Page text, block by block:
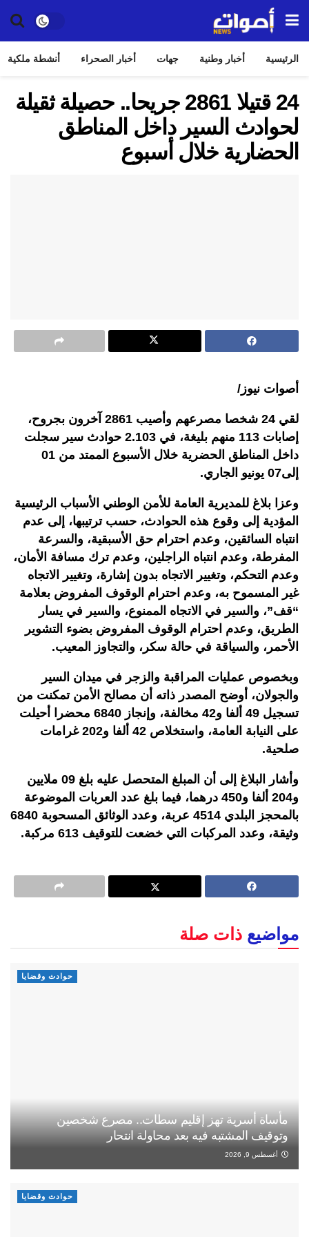
الرئيسية أخبار وطنية جهات أخبار الصحراء أنشطة ملكية
24 قتيلا 2861 جريحا.. حصيلة ثقيلة
لحوادث السير داخل المناطق
الحضارية خلال أسبوع
أصوات نيوز/
لقي 24 شخصا مصرعهم وأصيب 2861 آخرون بجروح،
إصابات 113 منهم بليغة، في 2.103 حوادث سير سجلت
داخل المناطق الحضرية خلال الأسبوع الممتد من 01
إلى07 يونيو الجاري.
وعزا بلاغ للمديرية العامة للأمن الوطني الأسباب الرئيسية
المؤدية إلى وقوع هذه الحوادث، حسب ترتيبها، إلى عدم
انتباه السائقين، وعدم احترام حق الأسبقية، والسرعة
المفرطة، وعدم انتباه الراجلين، وعدم ترك مسافة الأمان،
وعدم التحكم، وتغيير الاتجاه بدون إشارة، وتغيير الاتجاه
غير المسموح به، وعدم احترام الوقوف المفروض بعلامة
“قف”، والسير في الاتجاه الممنوع، والسير في يسار
الطريق، وعدم احترام الوقوف المفروض بضوء التشوير
الأحمر، والسياقة في حالة سكر، والتجاوز المعيب.
وبخصوص عمليات المراقبة والزجر في ميدان السير
والجولان، أوضح المصدر ذاته أن مصالح الأمن تمكنت من
تسجيل 49 ألفا و42 مخالفة، وإنجاز 6840 محضرا أحيلت
على النيابة العامة، واستخلاص 42 ألفا و202 غرامات
صلحية.
وأشار البلاغ إلى أن المبلغ المتحصل عليه بلغ 09 ملايين
و204 ألفا و450 درهما، فيما بلغ عدد العربات الموضوعة
بالمحجز البلدي 4514 عربة، وعدد الوثائق المسحوبة 6840
وثيقة، وعدد المركبات التي خضعت للتوقيف 613 مركبة.
مواضيع ذات صلة
حوادث وقضايا
مأساة أسرية تهز إقليم سطات.. مصرع شخصين
وتوقيف المشتبه فيه بعد محاولة انتحار
أغسطس 9, 2026
حوادث وقضايا